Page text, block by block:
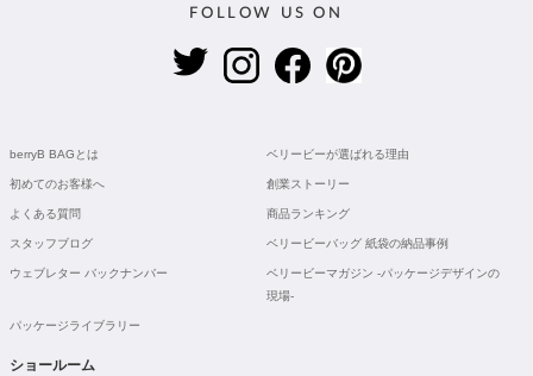
FOLLOW US ON
berryB BAGとは ベリービーが選ばれる理由
初めてのお客様へ 創業ストーリー
よくある質問 商品ランキング
スタッフブログ ベリービーバッグ 紙袋の納品事例
ウェブレター バックナンバー
ベリービーマガジン -パッケージデザインの
現場-
パッケージライブラリー
ショールーム